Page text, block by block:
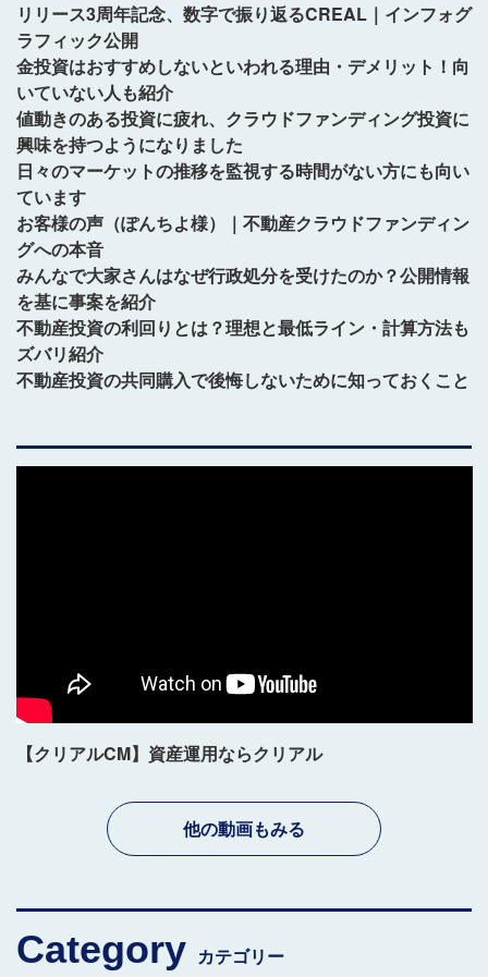
リリース3周年記念、数字で振り返るCREAL｜インフォグ
ラフィック公開
金投資はおすすめしないといわれる理由・デメリット！向
いていない人も紹介
値動きのある投資に疲れ、クラウドファンディング投資に
興味を持つようになりました
日々のマーケットの推移を監視する時間がない方にも向い
ています
お客様の声（ぽんちよ様）｜不動産クラウドファンディン
グへの本音
みんなで大家さんはなぜ行政処分を受けたのか？公開情報
を基に事案を紹介
不動産投資の利回りとは？理想と最低ライン・計算方法も
ズバリ紹介
不動産投資の共同購入で後悔しないために知っておくこと
【クリアルCM】資産運用ならクリアル
他の動画もみる
Category カテゴリー